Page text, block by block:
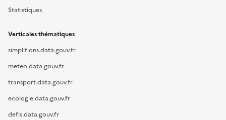
Statistiques
Verticales thématiques
simplifions.data.gouv.fr
meteo.data.gouv.fr
transport.data.gouv.fr
ecologie.data.gouv.fr
defis.data.gouv.fr